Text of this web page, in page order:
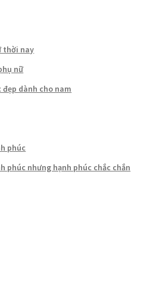
thời nay
nữ
dành cho nam
phúc
phúc nhưng hạnh phúc chắc chắn